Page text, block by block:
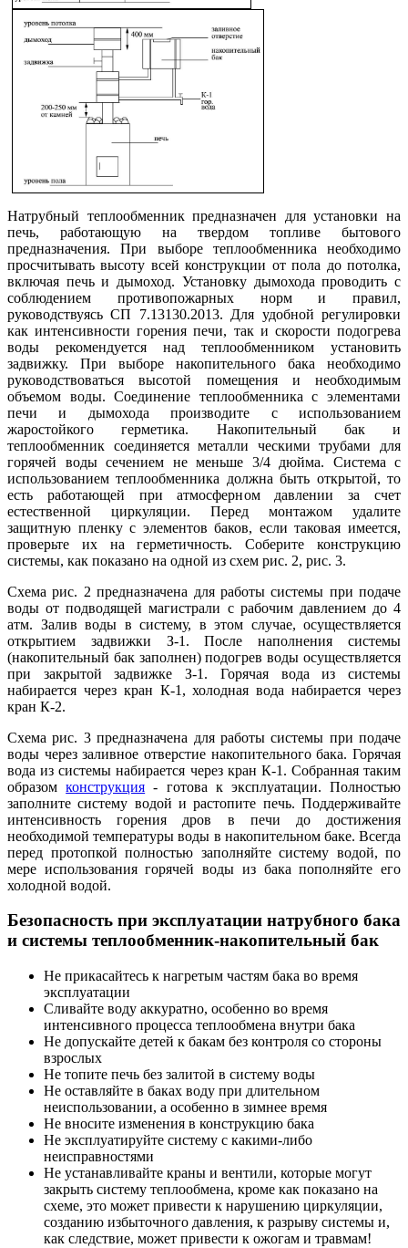
Натрубный теплообменник предназначен для установки на
печь, работающую на твердом топливе бытового
предназначения. При выборе теплообменника необходимо
просчитывать высоту всей конструкции от пола до потолка,
включая печь и дымоход. Установку дымохода проводить с
соблюдением противопожарных норм и правил,
руководствуясь СП 7.13130.2013. Для удобной регулировки
как интенсивности горения печи, так и скорости подогрева
воды рекомендуется над теплообменником установить
задвижку. При выборе накопительного бака необходимо
руководствоваться высотой помещения и необходимым
объемом воды. Соединение теплообменника с элементами
печи и дымохода производите с использованием
жаростойкого герметика. Накопительный бак и
теплообменник соединяется металли ческими трубами для
горячей воды сечением не меньше 3/4 дюйма. Система с
использованием теплообменника должна быть открытой, то
есть работающей при атмосферном давлении за счет
естественной циркуляции. Перед монтажом удалите
защитную пленку с элементов баков, если таковая имеется,
проверьте их на герметичность. Соберите конструкцию
системы, как показано на одной из схем рис. 2, рис. 3.
Схема рис. 2 предназначена для работы системы при подаче
воды от подводящей магистрали с рабочим давлением до 4
атм. Залив воды в систему, в этом случае, осуществляется
открытием задвижки З-1. После наполнения системы
(накопительный бак заполнен) подогрев воды осуществляется
при закрытой задвижке З-1. Горячая вода из системы
набирается через кран К-1, холодная вода набирается через
кран К-2.
Схема рис. 3 предназначена для работы системы при подаче
воды через заливное отверстие накопительного бака. Горячая
вода из системы набирается через кран К-1. Собранная таким
образомконструкция - готова к эксплуатации. Полностью
заполните систему водой и растопите печь. Поддерживайте
интенсивность горения дров в печи до достижения
необходимой температуры воды в накопительном баке. Всегда
перед протопкой полностью заполняйте систему водой, по
мере использования горячей воды из бака пополняйте его
холодной водой.
Безопасность при эксплуатации натрубного бака
и системы теплообменник-накопительный бак
Не прикасайтесь к нагретым частям бака во время
эксплуатации
Сливайте воду аккуратно, особенно во время
интенсивного процесса теплообмена внутри бака
Не допускайте детей к бакам без контроля со стороны
взрослых
Не топите печь без залитой в систему воды
Не оставляйте в баках воду при длительном
неиспользовании, а особенно в зимнее время
Не вносите изменения в конструкцию бака
Не эксплуатируйте систему с какими-либо
неисправностями
Не устанавливайте краны и вентили, которые могут
закрыть систему теплообмена, кроме как показано на
схеме, это может привести к нарушению циркуляции,
созданию избыточного давления, к разрыву системы и,
как следствие, может привести к ожогам и травмам!